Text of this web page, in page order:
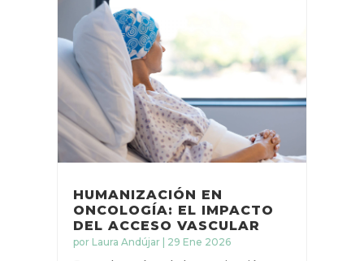
HUMANIZACIÓN EN
ONCOLOGÍA: EL IMPACTO
DEL ACCESO VASCULAR